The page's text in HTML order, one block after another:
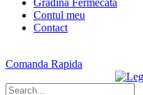
Gradina Fermecata
Contul meu
Contact
Comanda Rapida